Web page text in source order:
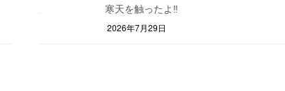
寒天を触ったよ‼
2026年7月29日